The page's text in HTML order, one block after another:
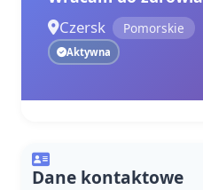
Czersk Pomorskie
Aktywna
Dane kontaktowe